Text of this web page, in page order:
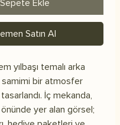
Sepete Ekle
Satın Al
yılbaşı temalı arka
samimi bir atmosfer
İç mekanda,
yer alan görsel;